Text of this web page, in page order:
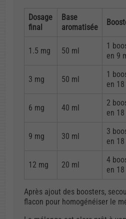
Dosage
final
Base
aromatisée
1.5 mg 50 ml
1
en 9
3 mg 50 ml
1
en
6 mg 40 ml
2
en
9 mg 30 ml
3
en
12 mg 20 ml
4
en
Après ajout des boosters,
flacon pour homogénéiser le